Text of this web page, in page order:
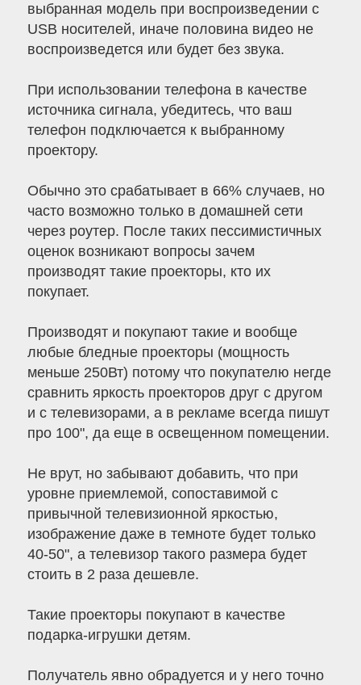
выбранная модель при воспроизведении с
USB носителей, иначе половина видео не
воспроизведется или будет без звука.
При использовании телефона в качестве
источника сигнала, убедитесь, что ваш
телефон подключается к выбранному
проектору.
Обычно это срабатывает в 66% случаев, но
часто возможно только в домашней сети
через роутер. После таких пессимистичных
оценок возникают вопросы зачем
производят такие проекторы, кто их
покупает.
Производят и покупают такие и вообще
любые бледные проекторы (мощность
меньше 250Вт) потому что покупателю негде
сравнить яркость проекторов друг с другом
и с телевизорами, а в рекламе всегда пишут
про 100", да еще в освещенном помещении.
Не врут, но забывают добавить, что при
уровне приемлемой, сопоставимой с
привычной телевизионной яркостью,
изображение даже в темноте будет только
40-50", а телевизор такого размера будет
стоить в 2 раза дешевле.
Такие проекторы покупают в качестве
подарка-игрушки детям.
Получатель явно обрадуется и у него точно